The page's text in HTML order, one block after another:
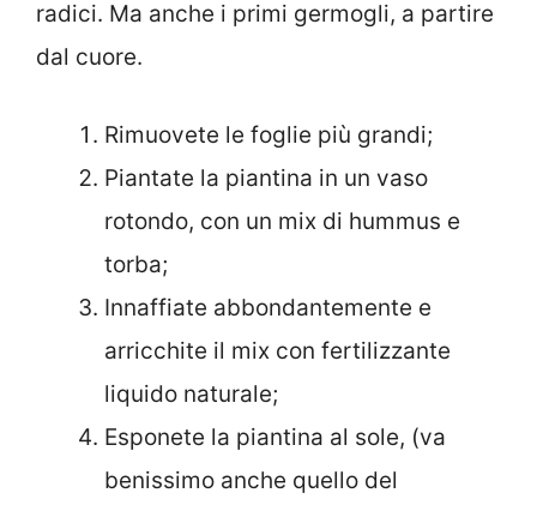
radici. Ma anche i primi germogli, a partire
dal cuore.
Rimuovete le foglie più grandi;
Piantate la piantina in un vaso
rotondo, con un mix di hummus e
torba;
Innaffiate abbondantemente e
arricchite il mix con fertilizzante
liquido naturale;
Esponete la piantina al sole, (va
benissimo anche quello del